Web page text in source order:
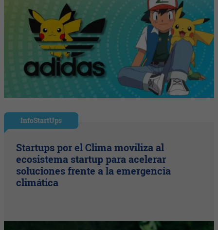
InfoStartUps
Startups por el Clima moviliza al
ecosistema startup para acelerar
soluciones frente a la emergencia
climática